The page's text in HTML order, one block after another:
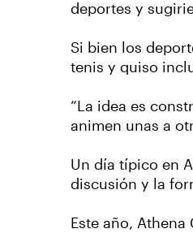
deportes y
Si bien los
tenis y quiso
“La idea es
animen unas a
Un día típico en
discusión y la
Este año,